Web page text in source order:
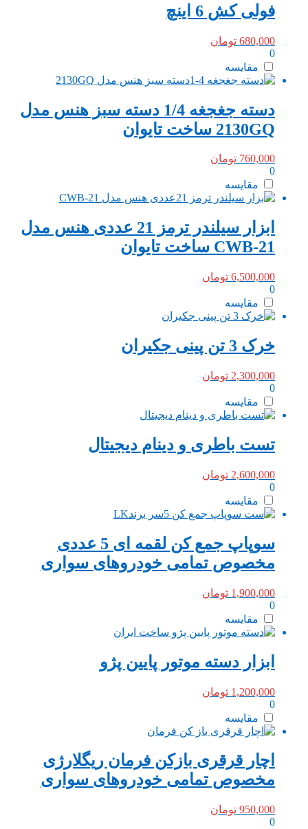
فولی کش 6 اینچ
680,000 تومان
0
مقایسه
دسته جغجغه 1/4 دسته سبز هنس مدل
2130GQ ساخت تایوان
760,000 تومان
0
مقایسه
ابزار سیلندر ترمز 21 عددی هنس مدل
CWB-21 ساخت تایوان
6,500,000 تومان
0
مقایسه
خرک 3 تن پینی جکیران
2,300,000 تومان
0
مقایسه
تست باطری و دینام دیجیتال
2,600,000 تومان
0
مقایسه
سوپاپ جمع کن لقمه ای 5 عددی
مخصوص تمامی خودروهای سواری
1,900,000 تومان
0
مقایسه
ابزار دسته موتور پایین پژو
1,200,000 تومان
0
مقایسه
اچار قرقری بازکن فرمان ریگلارژی
مخصوص تمامی خودروهای سواری
950,000 تومان
0